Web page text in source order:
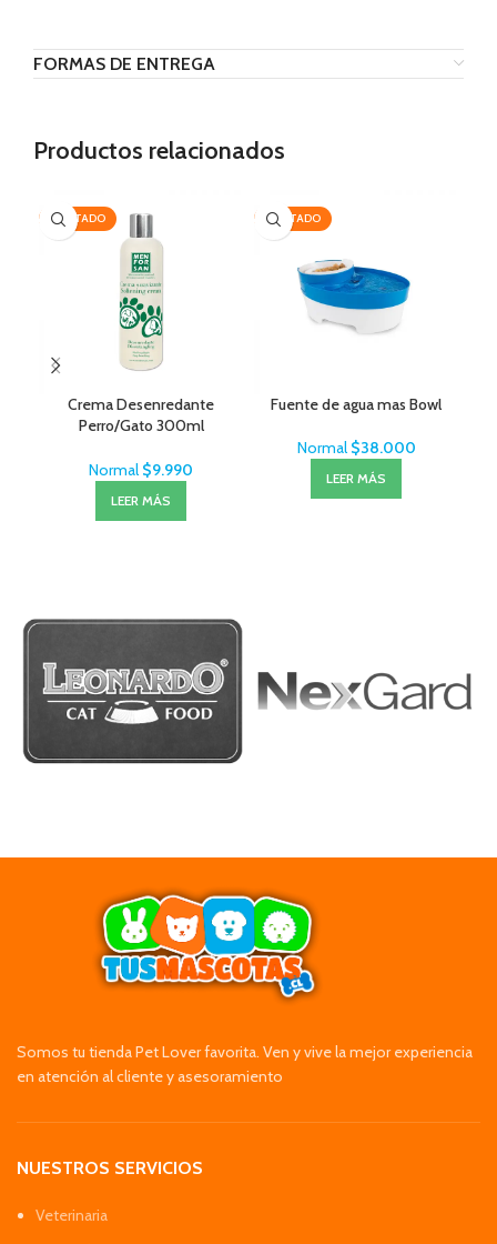
FORMAS DE ENTREGA
Productos relacionados
AGOTADO
Crema Desenredante
Perro/Gato 300ml
Normal $9.990
LEER MÁS
AGOTADO
Fuente de agua mas Bowl
Normal $38.000
LEER MÁS
Somos tu tienda Pet Lover favorita. Ven y vive la mejor experiencia
en atención al cliente y asesoramiento
NUESTROS SERVICIOS
Veterinaria